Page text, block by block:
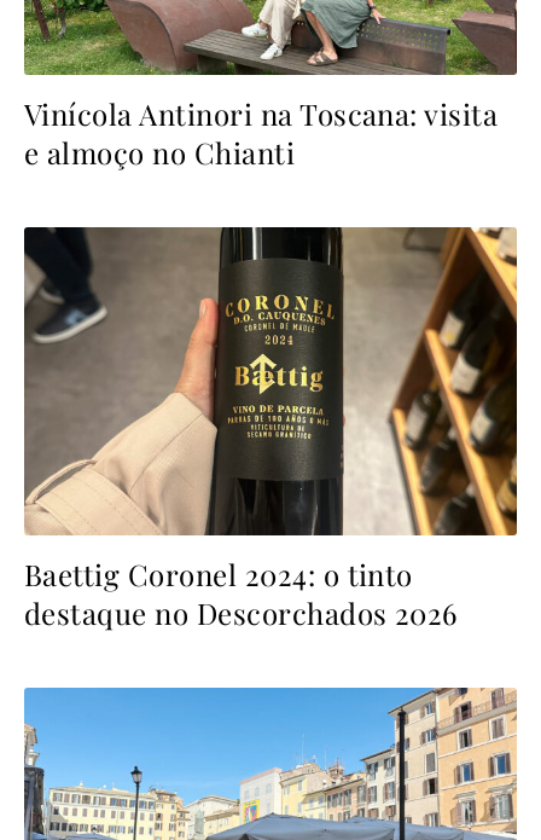
Vinícola Antinori na Toscana: visita
e almoço no Chianti
Baettig Coronel 2024: o tinto
destaque no Descorchados 2026